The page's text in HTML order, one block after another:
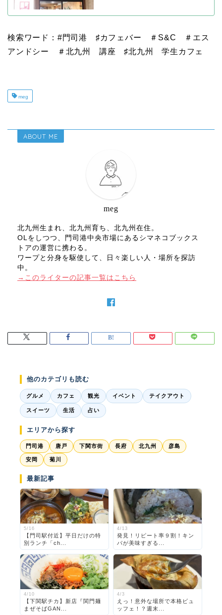
検索ワード：#門司港 ♯カフェバー ＃S&C ＃エス
アンドシー ＃北九州 講座 ♯北九州 学生カフェ
meg
ABOUT ME
meg
北九州生まれ、北九州育ち、北九州在住。
OLをしつつ、門司港中央市場にあるシマネコブックス
トアの運営に携わる。
ワープと分身を駆使して、日々楽しい人・場所を探訪
中。
→このライターの記事一覧はこちら
他のカテゴリも読む
グルメ カフェ 観光 イベント テイクアウト
スイーツ 生活 占い
エリアから探す
門司港 唐戸 下関市街 長府 北九州 彦島
安岡 菊川
最新記事
5/16
【門司駅付近】平日だけの特
別ランチ「ch...
4/13
発見！リピート率９割！キン
パが美味すぎる...
4/10
【下関駅チカ】新店『関門麺
まぜそばGAN...
4/3
えっ！意外な場所で本格ビュ
ッフェ！？週末...